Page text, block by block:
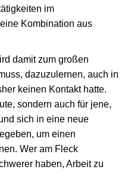
im
Kombination aus
damit zum großen
dazuzulernen, auch in
keinen Kontakt hatte.
sondern auch für jene,
sich in eine neue
um einen
Wer am Fleck
haben, Arbeit zu